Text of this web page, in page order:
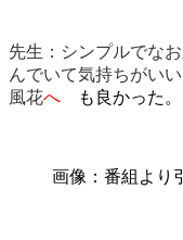
先生：シンプルでな
んでいて気持ちがいい
風花へ も良かった。
画像：番組より